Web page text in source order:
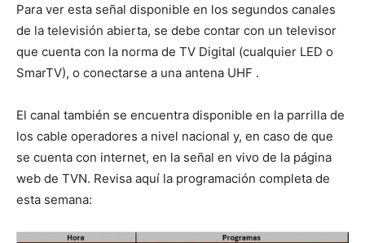
Para ver esta señal disponible en los segundos canales
de la televisión abierta, se debe contar con un televisor
que cuenta con la norma de TV Digital (cualquier LED o
SmarTV), o conectarse a una antena UHF .
El canal también se encuentra disponible en la parrilla de
los cable operadores a nivel nacional y, en caso de que
se cuenta con internet, en la señal en vivo de la página
web de TVN. Revisa aquí la programación completa de
esta semana: